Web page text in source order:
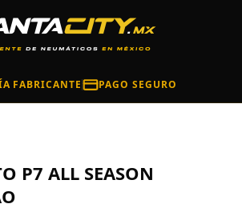
FABRICANTE PAGO SEGURO
P7 ALL SEASON